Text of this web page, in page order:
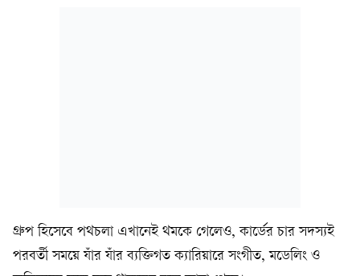
গ্রুপ হিসেবে পথচলা এখানেই থমকে গেলেও, কার্ডের চার সদস্যই
পরবর্তী সময়ে যাঁর যাঁর ব্যক্তিগত ক্যারিয়ারে সংগীত, মডেলিং ও